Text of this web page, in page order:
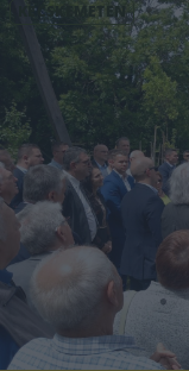
KECSKEMÉTEN